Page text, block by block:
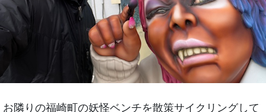
お隣りの福崎町の妖怪ベンチを散策サイクリングして